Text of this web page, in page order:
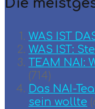
Die
WAS IST
WAS IST:
TEAM ΝΑΙ:
(714)
Das NAI-
sein wollte